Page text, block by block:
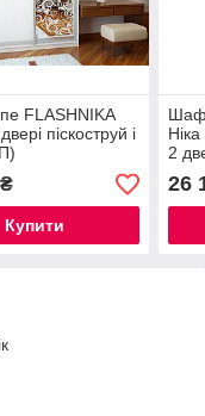
FLASHNIKA
піскоструй і
Купити
2
26